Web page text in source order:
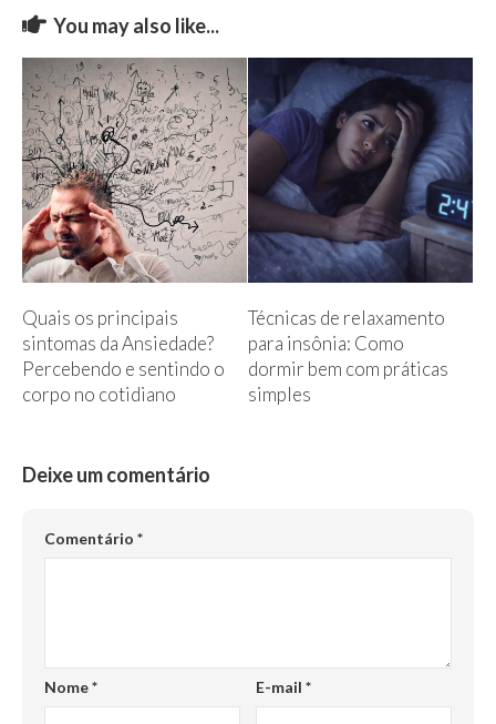
You may also like...
Quais os principais
sintomas da Ansiedade?
Percebendo e sentindo o
corpo no cotidiano
Técnicas de relaxamento
para insônia: Como
dormir bem com práticas
simples
Deixe um comentário
Comentário *
Nome* E-mail*